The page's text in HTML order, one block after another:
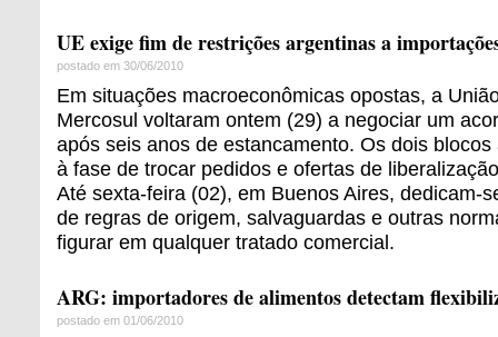
UE exige fim de restrições argentinas a
postado em 30/06/2010
Em situações macroeconômicas opostas, a
Mercosul voltaram ontem (29) a negociar um
após seis anos de estancamento. Os dois
à fase de trocar pedidos e ofertas de
Até sexta-feira (02), em Buenos Aires, dedicam-
de regras de origem, salvaguardas e outras
figurar em qualquer tratado comercial.
ARG: importadores de alimentos detectam
postado em 01/06/2010